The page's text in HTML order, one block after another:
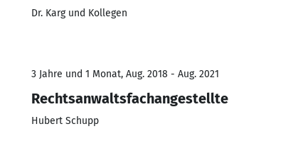
Dr. Karg und Kollegen
3 Jahre und 1 Monat, Aug. 2018 - Aug. 2021
Rechtsanwaltsfachangestellte
Hubert Schupp